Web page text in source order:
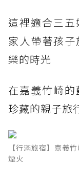
這裡適合三
家人帶著孩
樂的時光
在嘉義竹崎
珍藏的親子旅
【行滿旅宿】嘉義
煙火